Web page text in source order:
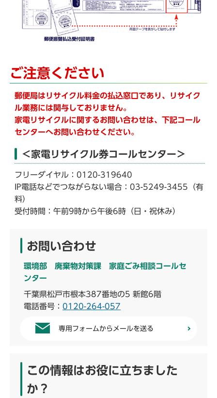
ご注意ください
郵便局はリサイクル料金の払込窓口であり、リサイク
ル業務には関与しておりません。
家電リサイクルに関するお問い合わせは、下記コール
センターへお問い合わせください。
＜家電リサイクル券コールセンター＞
フリーダイヤル：0120-319640
IP電話などでつながらない場合：03-5249-3455（有
料）
受付時間：午前9時から午後6時（日・祝休み）
お問い合わせ
環境部 廃棄物対策課 家庭ごみ相談コールセ
ンター
千葉県松戸市根本387番地の5 新館6階
電話番号： 0120-264-057
専用フォームからメールを送る
この情報はお役に立ちました
か？